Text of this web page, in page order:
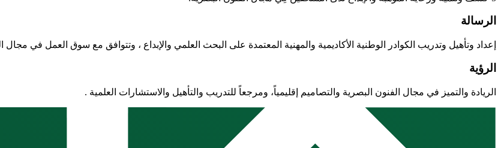
الرسالة
إعداد وتأهيل وتدريب الكوادر الوطنية الأكاديمية والمهنية المعتمدة على البحث العلمي والإبداع ، وتتوافق مع سوق العمل في مجال
الرؤية
الريادة والتميز في مجال الفنون البصرية والتصاميم إقليمياً، ومرجعاً للتدريب والتأهيل والاستشارات العلمية .